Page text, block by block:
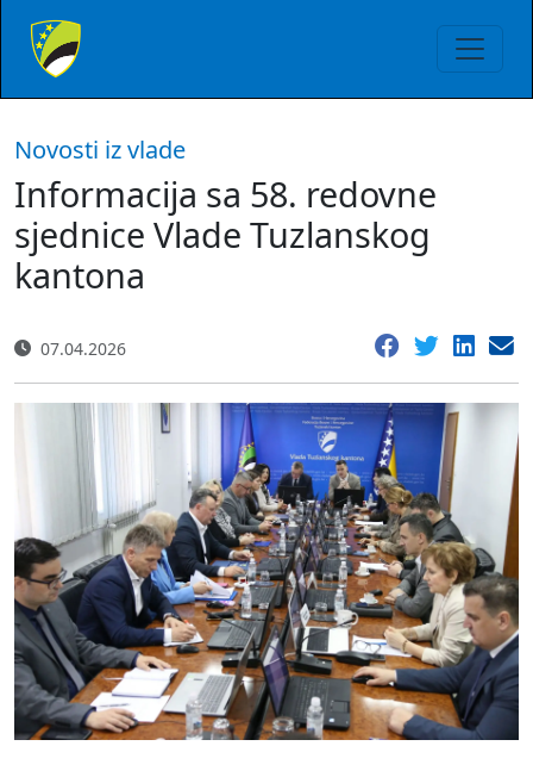
Novosti iz vlade
Informacija sa 58. redovne
sjednice Vlade Tuzlanskog
kantona
07.04.2026